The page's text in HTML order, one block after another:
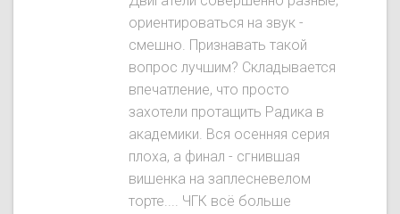
ориентироваться на звук -
смешно. Признавать такой
вопрос лучшим? Складывается
впечатление, что просто
захотели протащить Радика в
академики. Вся осенняя серия
плоха, а финал - сгнившая
вишенка на заплесневелом
торте.... ЧГК всё больше